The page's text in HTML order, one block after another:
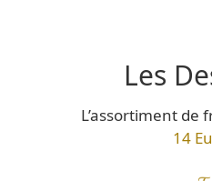
Les
L’assortiment de
14